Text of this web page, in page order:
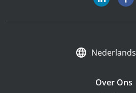
Nederlands
Over Ons